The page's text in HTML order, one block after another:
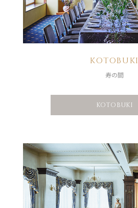
KOTOBUKI
寿の間
KOTOBUKI